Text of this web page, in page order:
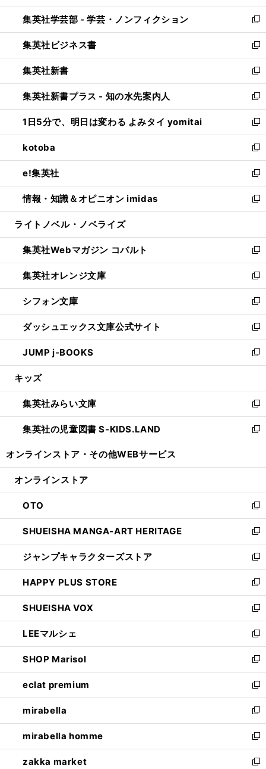
開
く
ウ
で
開
く
ン
ド
ウ
で
開
く
ウ
ィ
ン
ド
ウ
で
開
く
集英社学芸部 - 学芸・ノンフィクション
新
し
い
ウ
ィ
ン
ド
ウ
で
開
く
集英社ビジネス書
新
し
い
ウ
ィ
ン
ド
ウ
で
開
く
集英社新書
新
し
い
ウ
ィ
ン
ド
ウ
で
開
く
集英社新書プラス - 知の水先案内人
新
し
い
ウ
ィ
ン
ド
ウ
で
開
1日5分で、明日は変わる よみタイ yomitai
新
し
い
ウ
ィ
ン
ド
ウ
開
く
kotoba
新
し
い
ウ
ィ
ン
ウ
で
開
く
e!集英社
新
し
い
ウ
ン
ド
ウ
で
開
く
情報・知識＆オピニオン imidas
新
し
ウ
ィ
ン
ド
ウ
で
開
く
ライトノベル・ノベライズ
集英社Webマガジン コバルト
新
し
い
ウ
ィ
ン
ド
ウ
で
開
集英社オレンジ文庫
新
し
い
ウ
ィ
ン
ド
ウ
開
く
シフォン文庫
新
し
い
ウ
ィ
ン
ウ
で
開
く
ダッシュエックス文庫公式サイト
新
し
い
ウ
ン
ド
ウ
で
JUMP j-BOOKS
新
し
ウ
ィ
ン
ド
開
キッズ
集英社みらい文庫
新
し
い
ン
ウ
で
開
く
集英社の児童図書 S-KIDS.LAND
新
ウ
ン
ド
ウ
で
開
く
オンラインストア・ その他WEBサービス
オンラインストア
OTO
新
し
い
ウ
ィ
ン
ド
ウ
で
開
く
SHUEISHA MANGA-ART HERITAGE
新
し
い
ウ
ィ
ン
ド
ウ
で
開
く
ジャンプキャラクターズストア
新
し
い
ウ
ィ
ン
ド
ウ
で
開
く
HAPPY PLUS STORE
新
し
い
ウ
ィ
ン
ド
ウ
で
開
く
SHUEISHA VOX
新
し
い
ウ
ィ
ン
ド
ウ
で
開
く
LEEマルシェ
新
し
い
ウ
ィ
ン
ド
ウ
で
開
く
SHOP Marisol
新
し
い
ウ
ィ
ン
ド
ウ
で
eclat premium
新
し
い
ウ
ィ
ン
ド
mirabella
新
し
い
ウ
ィ
mirabella homme
新
し
い
zakka market 新